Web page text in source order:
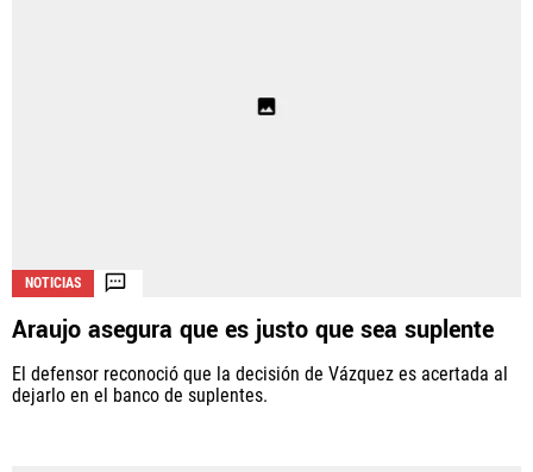
NOTICIAS
Araujo asegura que es justo que sea suplente
El defensor reconoció que la decisión de Vázquez es acertada al
dejarlo en el banco de suplentes.